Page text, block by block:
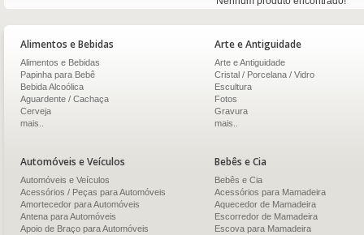
Alimentos e Bebidas
Alimentos e Bebidas
Papinha para Bebê
Bebida Alcoólica
Aguardente / Cachaça
Cerveja
mais..
Arte e Antiguidade
Arte e Antiguidade
Cristal / Porcelana / Vidro
Escultura
Fotos
Gravura
mais..
Automóveis e Veículos
Automóveis e Veículos
Acessórios / Peças para Automóveis
Amortecedor para Automóveis
Antena para Automóveis
Apoio de Braço para Automóveis
Bebês e Cia
Bebês e Cia
Acessórios para Mamadeira
Aquecedor de Mamadeira
Escorredor de Mamadeira
Escova para Mamadeira